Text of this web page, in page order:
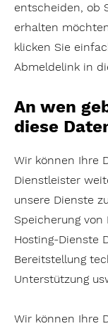
entscheiden, ob
erhalten
klicken Sie
Abmeldelink in
An wen
diese
Wir können Ihre
Dienstleister
unsere Dienste
Speicherung von
Hosting-Dienste
Bereitstellung
Unterstützung
Wir können Ihre